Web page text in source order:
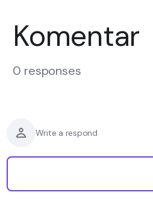
Komentar
0 responses
Write a respond